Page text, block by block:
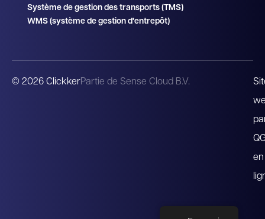
Système de gestion des transports (TMS)
WMS (système de gestion d'entrepôt)
© 2026 ClickkerPartie de Sense Cloud B.V.
en